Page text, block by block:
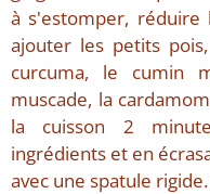
à s'estomper,
ajouter les petits
curcuma, le cumin
muscade, la
la cuisson 2
ingrédients et en
avec une spatule